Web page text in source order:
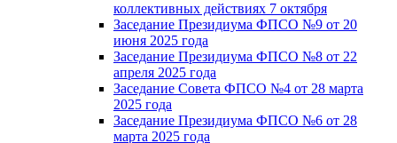
коллективных действиях 7 октября
Заседание Президиума ФПСО №9 от 20
июня 2025 года
Заседание Президиума ФПСО №8 от 22
апреля 2025 года
Заседание Совета ФПСО №4 от 28 марта
2025 года
Заседание Президиума ФПСО №6 от 28
марта 2025 года